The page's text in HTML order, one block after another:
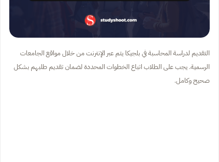
التقديم لدراسة المحاسبة في بلجيكا يتم عبر الإنترنت من خلال مواقع الجامعات
الرسمية. يجب على الطلاب اتباع الخطوات المحددة لضمان تقديم طلبهم بشكل
صحيح وكامل.